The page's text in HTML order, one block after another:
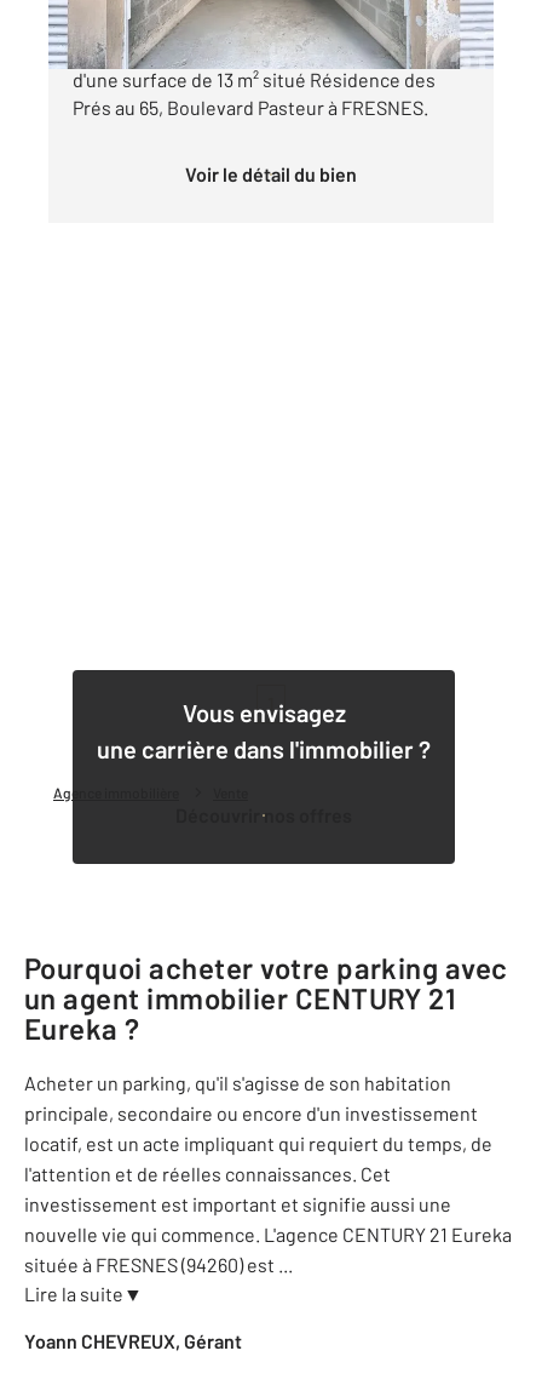
Agence immobilière
CENTURY 21 Eureka vous propose ce garage
d'une surface de 13 m² situé Résidence des
Prés au 65, Boulevard Pasteur à FRESNES.
Voir le détail du bien
Vous envisagez
une carrière dans l'immobilier ?
Découvrir nos offres
1
Pourquoi acheter votre parking avec
un agent immobilier CENTURY 21
Eureka ?
Acheter un parking, qu'il s'agisse de son habitation
principale, secondaire ou encore d'un investissement
locatif, est un acte impliquant qui requiert du temps, de
l'attention et de réelles connaissances. Cet
investissement est important et signifie aussi une
nouvelle vie qui commence. L'agence CENTURY 21 Eureka
située à FRESNES (94260) est ...
Lire la suite ▼
Yoann CHEVREUX, Gérant